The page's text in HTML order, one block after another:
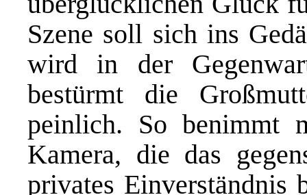
Szene soll sich ins
wird in der
bestürmt die
peinlich. So benimmt
Kamera, die das
privates Einverständnis